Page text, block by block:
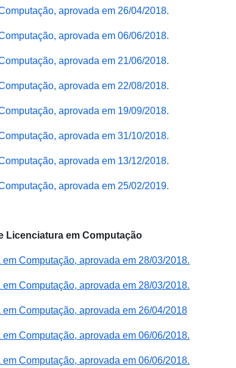
aprovada em 26/04/2018.
aprovada em 06/06/2018.
aprovada em 21/06/2018.
aprovada em 22/08/2018.
aprovada em 19/09/2018.
aprovada em 31/10/2018.
aprovada em 13/12/2018.
aprovada em 25/02/2019.
Licenciatura em Computação
Computação, aprovada em 28/03/2018.
Computação, aprovada em 28/03/2018.
Computação, aprovada em 26/04/2018
Computação, aprovada em 06/06/2018.
Computação, aprovada em 06/06/2018.